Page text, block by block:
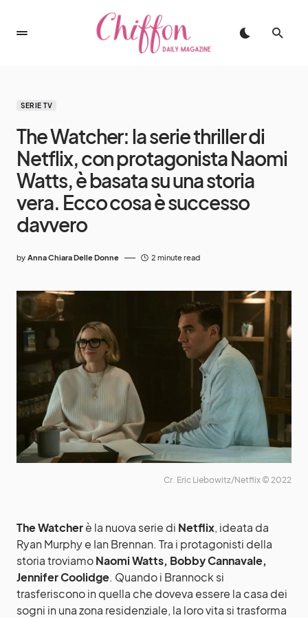
SERIE TV
The Watcher: la serie thriller di
Netflix, con protagonista Naomi
Watts, è basata su una storia
vera. Ecco cosa è successo
davvero
by Anna Chiara Delle Donne 2 minute read
Cr. Eric Liebowitz/Netflix © 2022
The Watcherè la nuova serie di Netflix, ideata da
Ryan Murphy e Ian Brennan. Tra i protagonisti della
storia troviamoNaomi Watts, Bobby Cannavale,
Jennifer Coolidge. Quando i Brannock si
trasferiscono in quella che doveva essere la casa dei
sogni in una zona residenziale, la loro vita si trasforma